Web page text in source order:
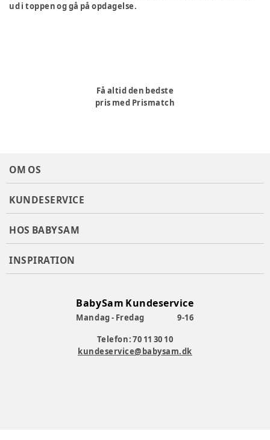
ud i toppen og gå på opdagelse.
Få altid den bedste
pris med Prismatch
OM OS
KUNDESERVICE
HOS BABYSAM
INSPIRATION
BabySam Kundeservice
Mandag - Fredag
9-16
Telefon: 70 11 30 10
kundeservice@babysam.dk